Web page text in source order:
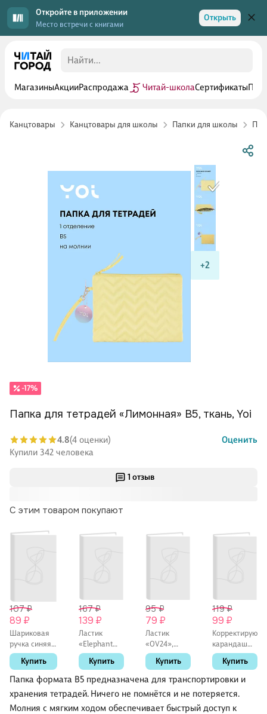
Откройте в приложении
Место встречи с книгами
Открыть
МагазиныАкцииРаспродажа Читай-школаСертификаты
Канцтовары Канцтовары для школы Папки для школы
+2
1 отзыв
Папка формата B5 предназначена для транспортировки и
хранения тетрадей. Ничего не помнётся и не потеряется.
Молния с мягким ходом обеспечивает быстрый доступ к
С этим товаром покупают
107 ₽
89 ₽
Шариковая
ручка синяя,
U-108, Erich
KrauseКупить
167 ₽
139 ₽
Ластик
«Elephant
300/30»,
Koh-i-Noor
Купить
95 ₽
79 ₽
Ластик
«OV24»,
Factis,
овальный,
мягкий
Купить
119 ₽
99 ₽
карандаш
GoodMark, 8
мл,
металлический
наконечник,
морозостойкий
Купить
-17%
Папка для тетрадей «Лимонная» В5, ткань, Yoi
4.8(4 оценки)
Оценить
Купили 342 человека